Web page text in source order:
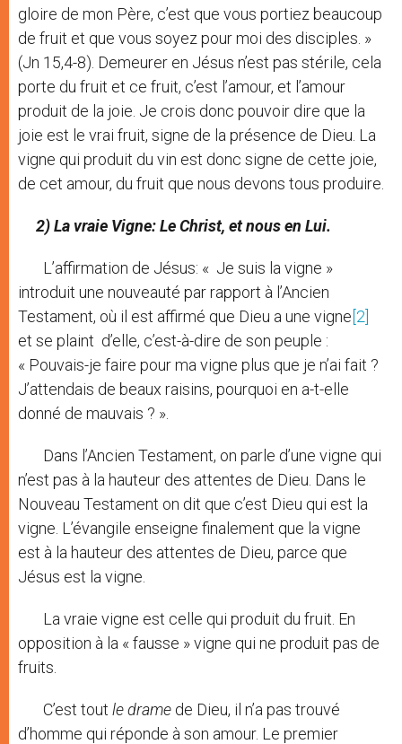
gloire de mon Père, c’est que vous portiez beaucoup
de fruit et que vous soyez pour moi des disciples. »
(Jn 15,4-8). Demeurer en Jésus n’est pas stérile, cela
porte du fruit et ce fruit, c’est l’amour, et l’amour
produit de la joie. Je crois donc pouvoir dire que la
joie est le vrai fruit, signe de la présence de Dieu. La
vigne qui produit du vin est donc signe de cette joie,
de cet amour, du fruit que nous devons tous produire.
2) La vraie Vigne: Le Christ, et nous en Lui.
L’affirmation de Jésus: « Je suis la vigne »
introduit une nouveauté par rapport à l’Ancien
Testament, où il est affirmé que Dieu a une vigne [2]
et se plaint d’elle, c’est-à-dire de son peuple :
« Pouvais-je faire pour ma vigne plus que je n’ai fait ?
J’attendais de beaux raisins, pourquoi en a-t-elle
donné de mauvais ? ».
Dans l’Ancien Testament, on parle d’une vigne qui
n’est pas à la hauteur des attentes de Dieu. Dans le
Nouveau Testament on dit que c’est Dieu qui est la
vigne. L’évangile enseigne finalement que la vigne
est à la hauteur des attentes de Dieu, parce que
Jésus est la vigne.
La vraie vigne est celle qui produit du fruit. En
opposition à la « fausse » vigne qui ne produit pas de
fruits.
C’est tout le drame de Dieu, il n’a pas trouvé
d’homme qui réponde à son amour. Le premier